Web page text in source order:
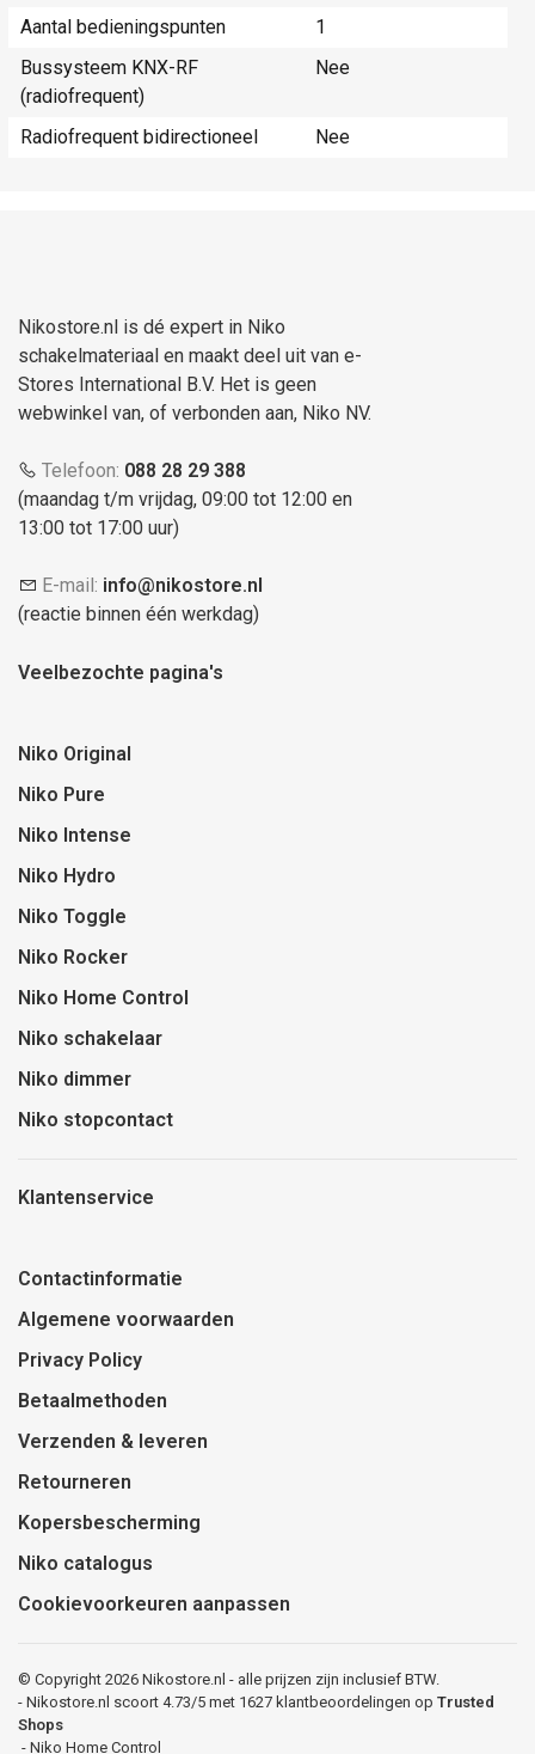
Aantal bedieningspunten
1
Bussysteem KNX-RF
(radiofrequent)
Nee
Radiofrequent bidirectioneel Nee
Nikostore.nl is dé expert in Niko
schakelmateriaal en maakt deel uit van e-
Stores International B.V. Het is geen
webwinkel van, of verbonden aan, Niko NV.
Telefoon: 088 28 29 388
(maandag t/m vrijdag, 09:00 tot 12:00 en
13:00 tot 17:00 uur)
E-mail: info@nikostore.nl
(reactie binnen één werkdag)
Veelbezochte pagina's
Niko Original
Niko Pure
Niko Intense
Niko Hydro
Niko Toggle
Niko Rocker
Niko Home Control
Niko schakelaar
Niko dimmer
Niko stopcontact
Klantenservice
Contactinformatie
Algemene voorwaarden
Privacy Policy
Betaalmethoden
Verzenden & leveren
Retourneren
Kopersbescherming
Niko catalogus
Cookievoorkeuren aanpassen
© Copyright 2026 Nikostore.nl - alle prijzen zijn inclusief BTW.
- Nikostore.nl scoort 4.73/5 met 1627 klantbeoordelingen op Trusted
Shops
- Niko Home Control